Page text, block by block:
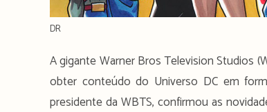
DR
A gigante Warner Bros Television Studios
obter conteúdo do Universo DC em
presidente da WBTS, confirmou as